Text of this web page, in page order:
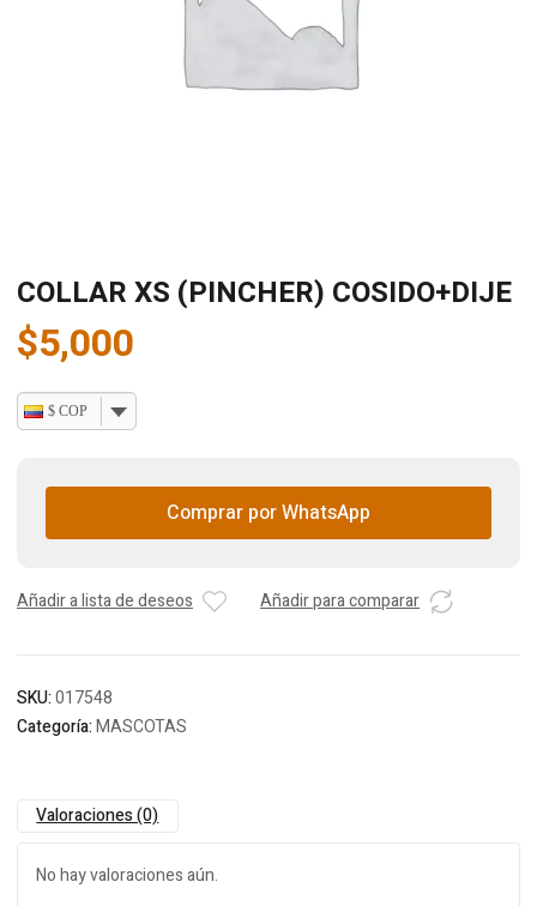
COLLAR XS (PINCHER) COSIDO+DIJE
$5,000
$ COP
Comprar por WhatsApp
Añadir a lista de deseos Añadir para comparar
SKU:017548
Categoría:MASCOTAS
Valoraciones (0)
No hay valoraciones aún.